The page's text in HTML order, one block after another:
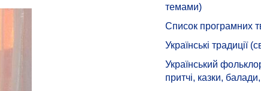
темами)
Список програмних
Українські традиції
Український
притчі, казки,